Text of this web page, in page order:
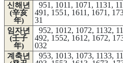
신해년
(辛亥
年)
951, 1011, 1071, 1131,
491, 1551, 1611, 1671,
31
임자년
(壬子
年)
952, 1012, 1072, 1132,
492, 1552, 1612, 1672,
032
계축년
953, 1013, 1073, 1133,